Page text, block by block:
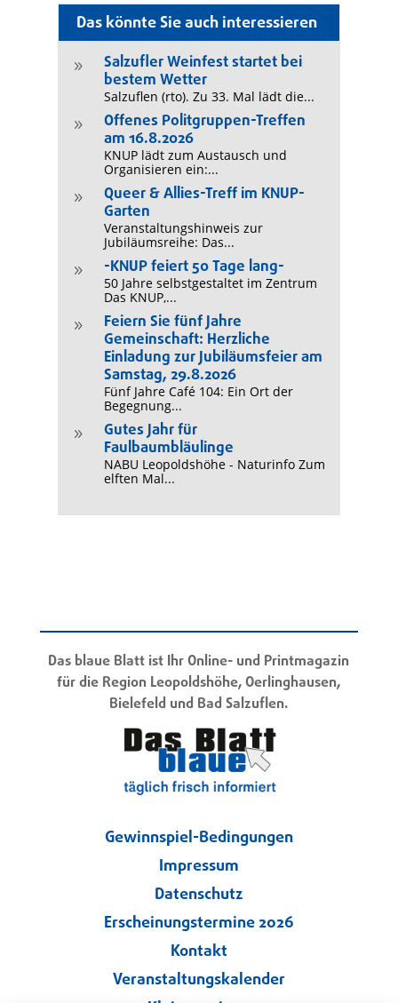
Das könnte Sie auch interessieren
9
Salzufler Weinfest startet bei
bestem Wetter
Salzuflen (rto). Zu 33. Mal lädt die...
9
Offenes Politgruppen-Treffen
am 16.8.2026
KNUP lädt zum Austausch und
Organisieren ein:...
9
Queer & Allies-Treff im KNUP-
Garten
Veranstaltungshinweis zur
Jubiläumsreihe: Das...
9 -KNUP feiert 50 Tage lang-
50 Jahre selbstgestaltet im Zentrum
Das KNUP,...
9
Feiern Sie fünf Jahre
Gemeinschaft: Herzliche
Einladung zur Jubiläumsfeier am
Samstag, 29.8.2026
Fünf Jahre Café 104: Ein Ort der
Begegnung...
9
Gutes Jahr für
Faulbaumbläulinge
NABU Leopoldshöhe - Naturinfo Zum
elften Mal...
Das blaue Blatt ist Ihr Online- und Printmagazin
für die Region Leopoldshöhe, Oerlinghausen,
Bielefeld und Bad Salzuflen.
Gewinnspiel-Bedingungen
Impressum
Datenschutz
Erscheinungstermine 2026
Kontakt
Veranstaltungskalender